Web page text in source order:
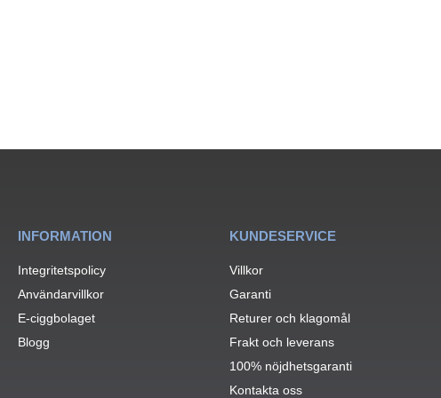
INFORMATION
Integritetspolicy
Användarvillkor
E-ciggbolaget
Blogg
KUNDESERVICE
Villkor
Garanti
Returer och klagomål
Frakt och leverans
100% nöjdhetsgaranti
Kontakta oss